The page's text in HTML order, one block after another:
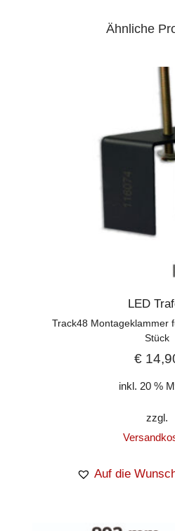
Ähnliche
LED
Track48 Montageklammer
Stück
€
inkl. 20 %
zzgl.
Auf die